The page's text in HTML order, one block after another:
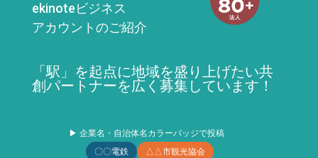
ekinoteビジネス
アカウントのご紹介
「駅」を起点に地域を盛り上げたい共
創パートナーを広く募集しています！
▶ 企業名・自治体名カラーバッジで投稿
〇〇電鉄
△△市観光協会